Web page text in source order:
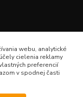
webu, analytické
cielenia reklamy
preferencií
v spodnej časti